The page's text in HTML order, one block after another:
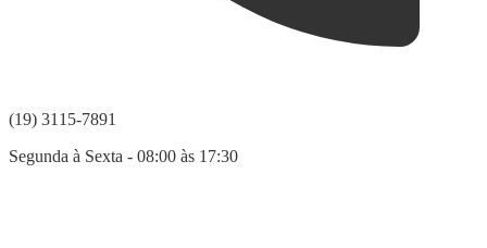
(19) 3115-7891
Segunda à Sexta - 08:00 às 17:30